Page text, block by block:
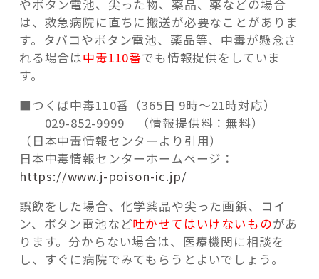
やボタン電池、尖った物、薬品、薬などの場合
は、救急病院に直ちに搬送が必要なことがありま
す。タバコやボタン電池、薬品等、中毒が懸念さ
れる場合は中毒110番でも情報提供をしていま
す。
■つくば中毒110番（365日 9時～21時対応）
029-852-9999 （情報提供料：無料）
（日本中毒情報センターより引用）
日本中毒情報センターホームページ：
https://www.j-poison-ic.jp/
誤飲をした場合、化学薬品や尖った画鋲、コイ
ン、ボタン電池など吐かせてはいけないものがあ
ります。分からない場合は、医療機関に相談を
し、すぐに病院でみてもらうとよいでしょう。